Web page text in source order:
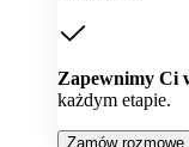
Zapewnimy Ci
każdym etapie.
Zamów rozmowę